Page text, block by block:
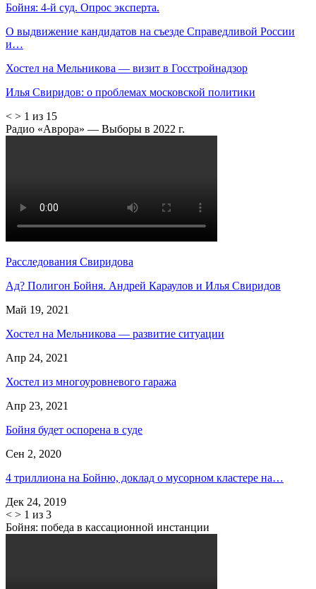
Бойня: 4-й суд. Опрос эксперта.
О выдвижение кандидатов на съезде Справедливой России
и…
Хостел на Мельникова — визит в Госстройнадзор
Илья Свиридов: о проблемах московской политики
< > 1 из 15
Радио «Аврора» — Выборы в 2022 г.
Расследования Свиридова
Ад? Полигон Бойня. Андрей Караулов и Илья Свиридов
Май 19, 2021
Хостел на Мельникова — развитие ситуации
Апр 24, 2021
Хостел из многоуровневого гаража
Апр 23, 2021
Бойня будет оспорена в суде
Сен 2, 2020
4 триллиона на Бойню, доклад о мусорном кластере на…
Дек 24, 2019
< > 1 из 3
Бойня: победа в кассационной инстанции